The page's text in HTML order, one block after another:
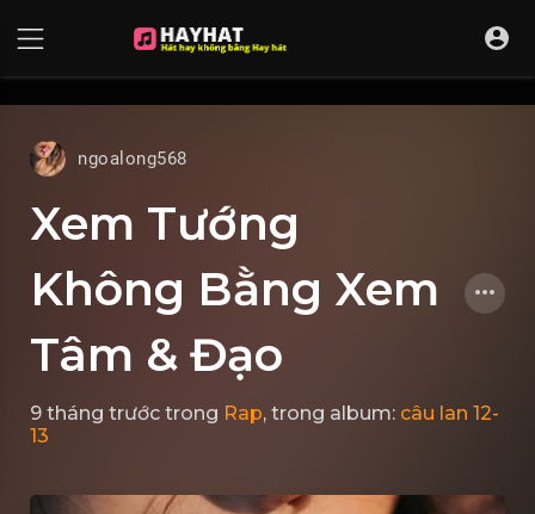
ngoalong568
Xem Tướng
Không Bằng Xem
Tâm & Đạo
9 tháng trước trong Rap, trong album: câu lan 12-
13